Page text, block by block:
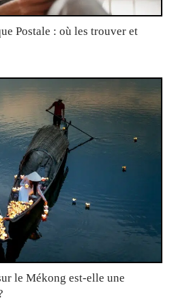
Postale : où les trouver et
le Mékong est-elle une